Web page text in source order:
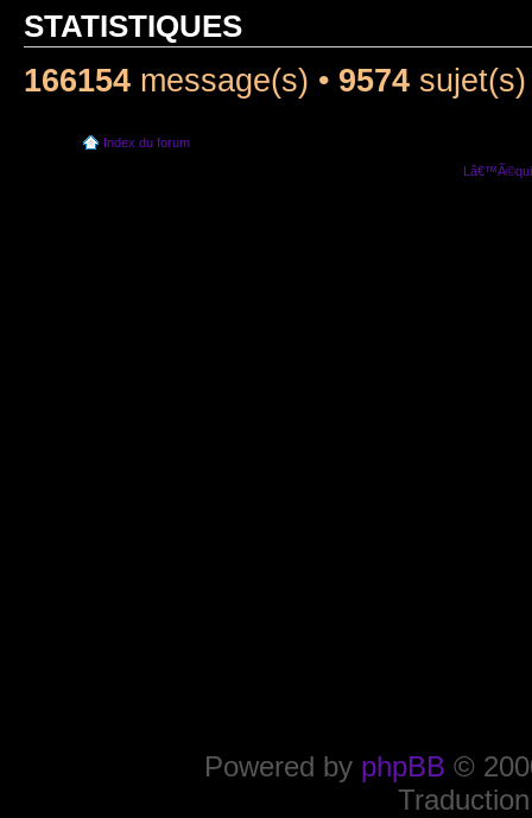
STATISTIQUES
166154 message(s) • 9574
Index du forum
Powered by phpBB ©